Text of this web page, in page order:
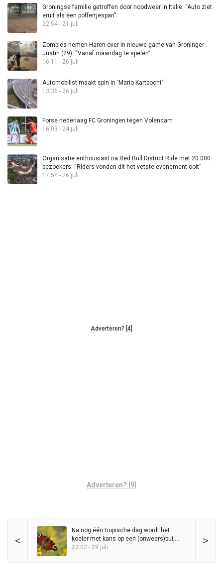
Groningse familie getroffen door noodweer in Italië: “Auto ziet
eruit als een poffertjespan”
22:54 - 21 juli
Zombies nemen Haren over in nieuwe game van Groninger
Justin (29): “Vanaf maandag te spelen”
16:11 - 26 juli
Automobilist maakt spin in ‘Mario Kartbocht’
13:36 - 26 juli
Forse nederlaag FC Groningen tegen Volendam
16:03 - 24 juli
Organisatie enthousiast na Red Bull District Ride met 20.000
bezoekers: “Riders vonden dit het vetste evenement ooit”
17:54 - 26 juli
Adverteren? [4]
Adverteren? [9]
< >
Na nog één tropische dag wordt het
koeler met kans op een (onweers)bui,
maar zomer blijft in het zadel
22:02 - 29 juli